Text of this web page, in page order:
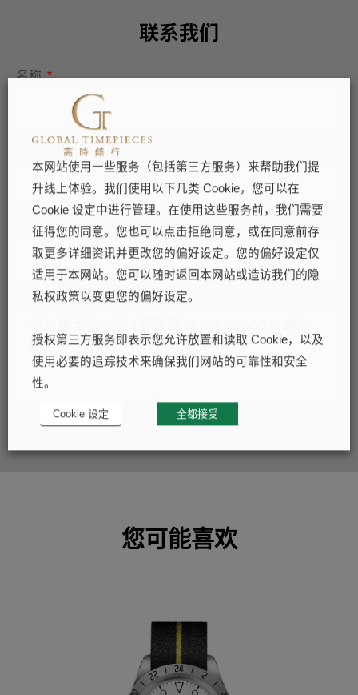
联系我们
名称
电邮地址
电话号码
您的留言
提交
您可能喜欢
本网站使用一些服务（包括第三方服务）来帮助我们提
升线上体验。我们使用以下几类 Cookie，您可以在
Cookie 设定中进行管理。在使用这些服务前，我们需要
征得您的同意。您也可以点击拒绝同意，或在同意前存
取更多详细资讯并更改您的偏好设定。您的偏好设定仅
适用于本网站。您可以随时返回本网站或造访我们的隐
私权政策以变更您的偏好设定。
授权第三方服务即表示您允许放置和读取 Cookie，以及
使用必要的追踪技术来确保我们网站的可靠性和安全
性。
Cookie 设定 全都接受